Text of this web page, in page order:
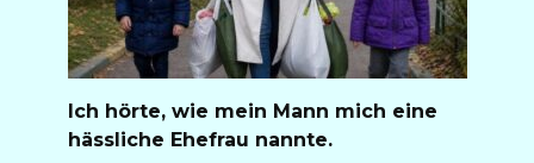
Ich hörte, wie mein Mann mich eine
hässliche Ehefrau nannte.